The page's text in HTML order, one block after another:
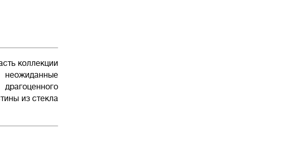
коллекции
из стекла